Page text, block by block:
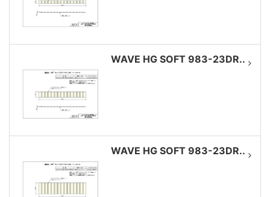
WAVE HG SOFT 983-23DR..
WAVE HG SOFT 983-23DR..